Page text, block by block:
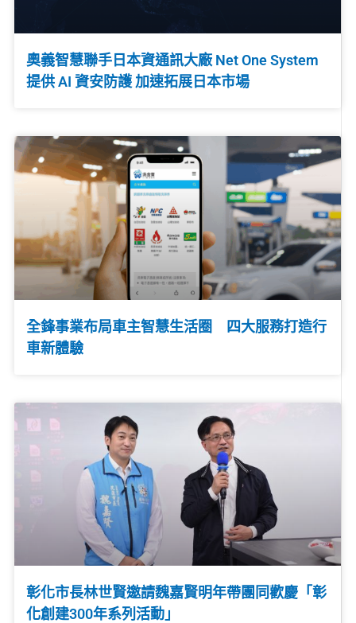
奧義智慧聯手日本資通訊大廠 Net One System
提供 AI 資安防護 加速拓展日本市場
全鋒事業布局車主智慧生活圈 四大服務打造行
車新體驗
彰化市長林世賢邀請魏嘉賢明年帶團同歡慶「彰
化創建300年系列活動」